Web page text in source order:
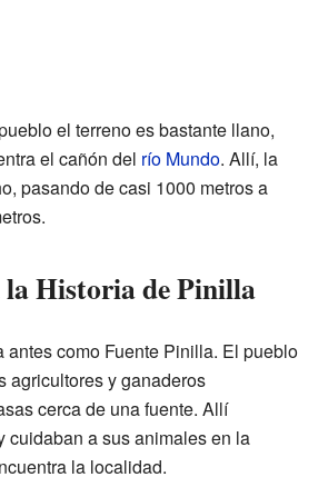
el terreno es bastante llano,
el cañón del río Mundo. Allí, la
pasando de casi 1000 metros a
la Historia de Pinilla
antes como Fuente Pinilla. El pueblo
agricultores y ganaderos
cerca de una fuente. Allí
cuidaban a sus animales en la
la localidad.